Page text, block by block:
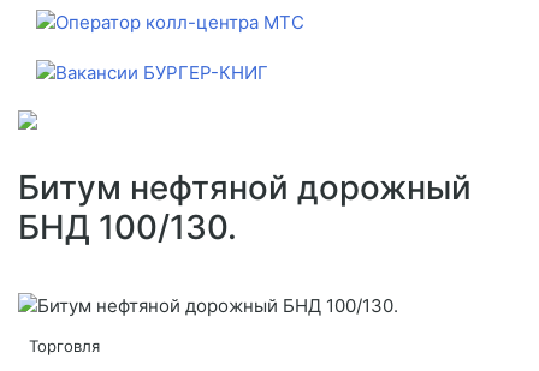
Битум нефтяной дорожный
БНД 100/130.
Торговля